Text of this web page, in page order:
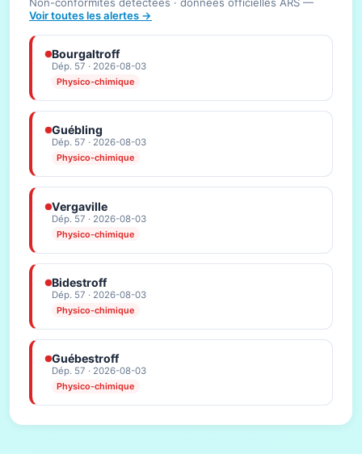
Voir toutes les alertes →
Bourgaltroff
Dép. 57 · 2026-08-03
Physico-chimique
Guébling
Dép. 57 · 2026-08-03
Physico-chimique
Vergaville
Dép. 57 · 2026-08-03
Physico-chimique
Bidestroff
Dép. 57 · 2026-08-03
Physico-chimique
Guébestroff
Dép. 57 · 2026-08-03
Physico-chimique